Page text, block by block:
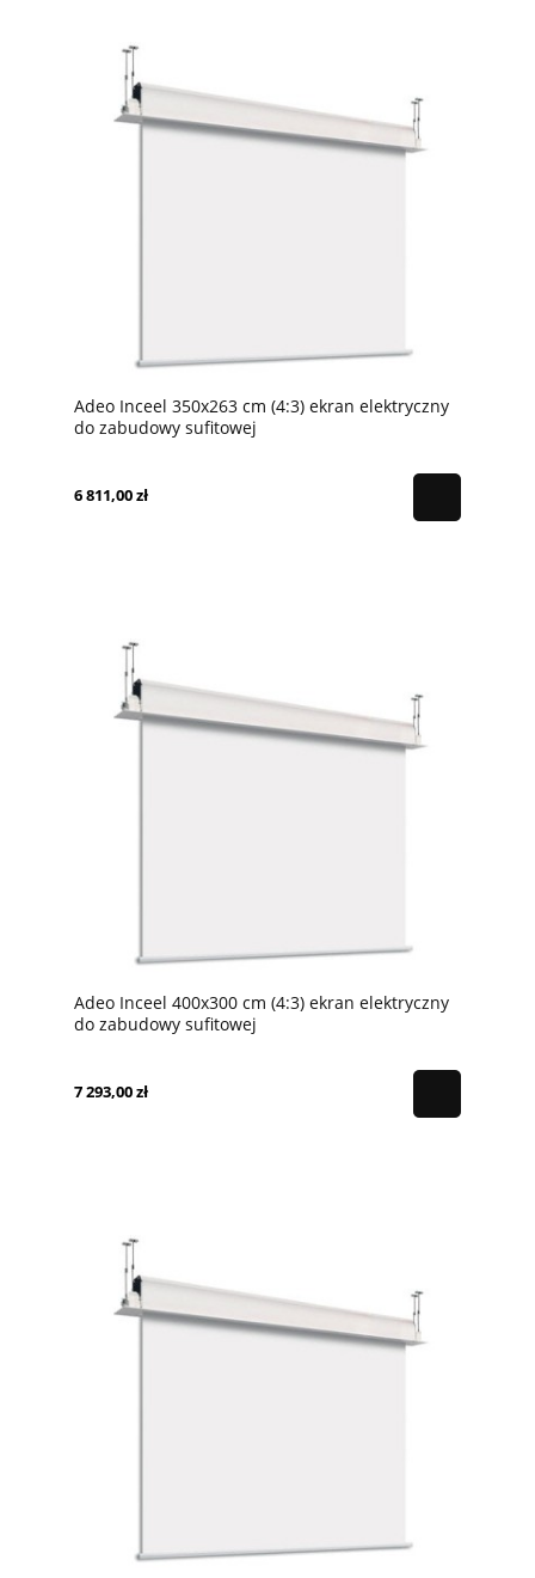
Adeo Inceel 350x263 cm (4:3) ekran elektryczny
do zabudowy sufitowej
6 811,00 zł
Adeo Inceel 400x300 cm (4:3) ekran elektryczny
do zabudowy sufitowej
7 293,00 zł